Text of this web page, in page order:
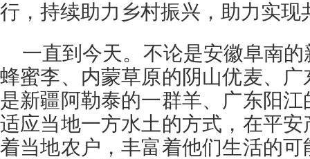
行，持续助力乡村振兴，助力实现
一直到今天。不论是安徽阜南
蜂蜜李、内蒙草原的阴山优麦、
是新疆阿勒泰的一群羊、广东阳
适应当地一方水土的方式，在平
着当地农户，丰富着他们生活的